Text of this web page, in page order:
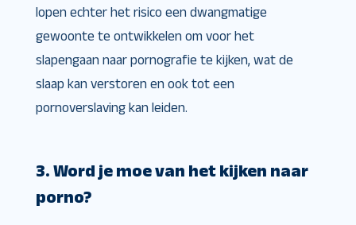
lopen echter het risico een dwangmatige
gewoonte te ontwikkelen om voor het
slapengaan naar pornografie te kijken, wat de
slaap kan verstoren en ook tot een
pornoverslaving kan leiden.
3. Word je moe van het kijken naar
porno?